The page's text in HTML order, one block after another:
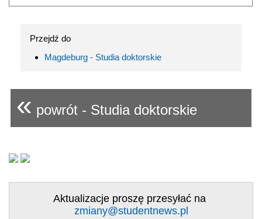
Przejdź do
Magdeburg - Studia doktorskie
« powrót - Studia doktorskie
Aktualizacje proszę przesyłać na
zmiany@studentnews.pl